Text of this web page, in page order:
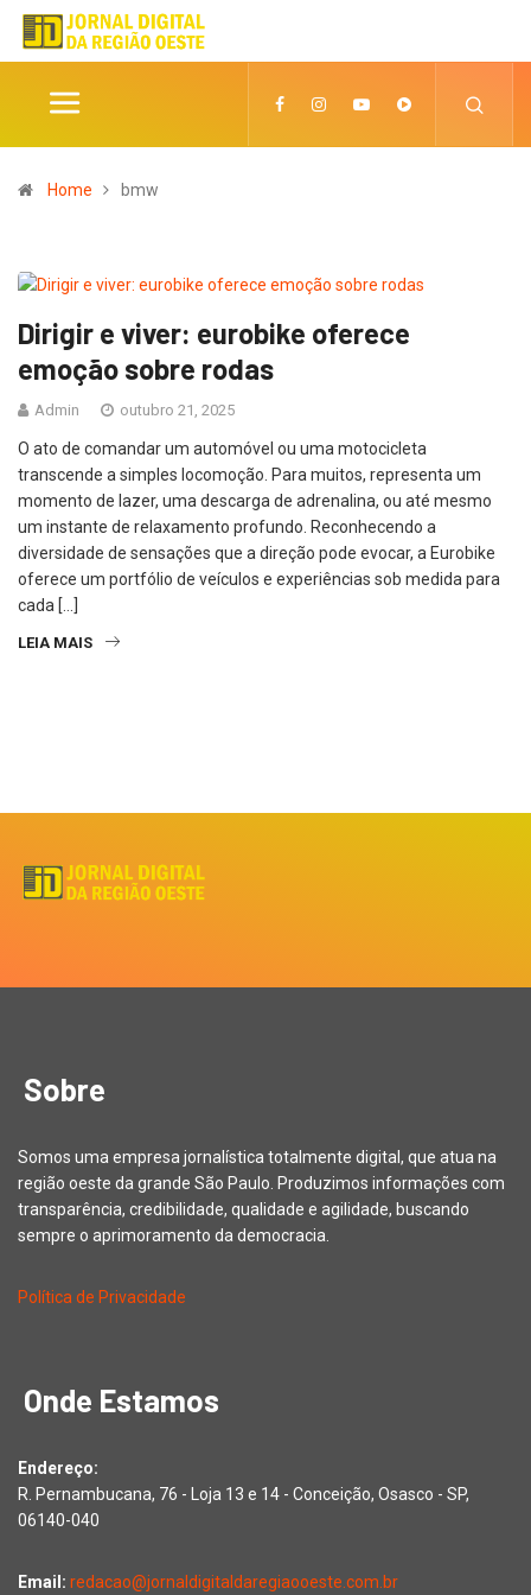
Home bmw
Dirigir e viver: eurobike oferece
emoção sobre rodas
Admin outubro 21, 2025
O ato de comandar um automóvel ou uma motocicleta
transcende a simples locomoção. Para muitos, representa um
momento de lazer, uma descarga de adrenalina, ou até mesmo
um instante de relaxamento profundo. Reconhecendo a
diversidade de sensações que a direção pode evocar, a Eurobike
oferece um portfólio de veículos e experiências sob medida para
cada […]
LEIA MAIS
Sobre
Somos uma empresa jornalística totalmente digital, que atua na
região oeste da grande São Paulo. Produzimos informações com
transparência, credibilidade, qualidade e agilidade, buscando
sempre o aprimoramento da democracia.
Política de Privacidade
Onde Estamos
Endereço:
R. Pernambucana, 76 - Loja 13 e 14 - Conceição, Osasco - SP,
06140-040
Email: redacao@jornaldigitaldaregiaooeste.com.br